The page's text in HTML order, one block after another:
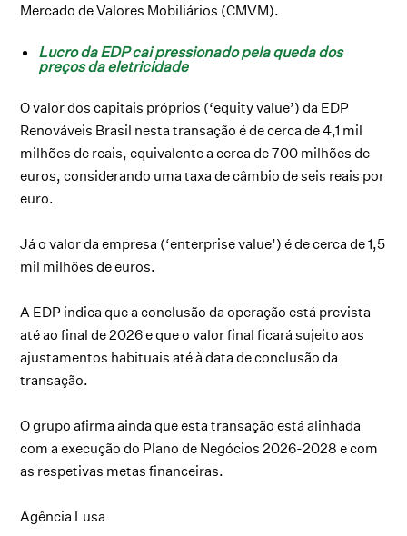
Mercado de Valores Mobiliários (CMVM).
Lucro da EDP cai pressionado pela queda dos
preços da eletricidade
O valor dos capitais próprios (‘equity value’) da EDP
Renováveis Brasil nesta transação é de cerca de 4,1 mil
milhões de reais, equivalente a cerca de 700 milhões de
euros, considerando uma taxa de câmbio de seis reais por
euro.
Já o valor da empresa (‘enterprise value’) é de cerca de 1,5
mil milhões de euros.
A EDP indica que a conclusão da operação está prevista
até ao final de 2026 e que o valor final ficará sujeito aos
ajustamentos habituais até à data de conclusão da
transação.
O grupo afirma ainda que esta transação está alinhada
com a execução do Plano de Negócios 2026-2028 e com
as respetivas metas financeiras.
Agência Lusa